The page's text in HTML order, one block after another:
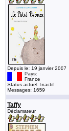
Depuis le: 19 janvier 2007
Pays:
France
Status actuel: Inactif
Messages: 1659
Taffy
Déclamateur